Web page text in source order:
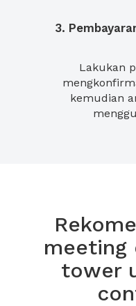
3.
Lakukan
kemudian
meeting
tower